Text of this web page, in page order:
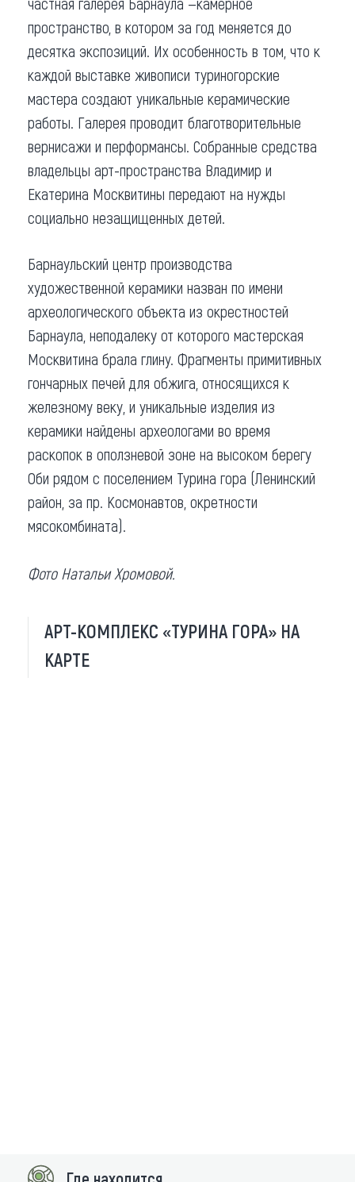
пространство, в котором за год меняется до
десятка экспозиций. Их особенность в том, что к
каждой выставке живописи туриногорские
мастера создают уникальные керамические
работы. Галерея проводит благотворительные
вернисажи и перформансы. Собранные средства
владельцы арт-пространства Владимир и
Екатерина Москвитины передают на нужды
социально незащищенных детей.
Барнаульский центр производства
художественной керамики назван по имени
археологического объекта из окрестностей
Барнаула, неподалеку от которого мастерская
Москвитина брала глину. Фрагменты примитивных
гончарных печей для обжига, относящихся к
железному веку, и уникальные изделия из
керамики найдены археологами во время
раскопок в оползневой зоне на высоком берегу
Оби рядом с поселением Турина гора (Ленинский
район, за пр. Космонавтов, окретности
мясокомбината).
Фото Натальи Хромовой.
АРТ-КОМПЛЕКС «ТУРИНА ГОРА» НА
КАРТЕ
Где находится